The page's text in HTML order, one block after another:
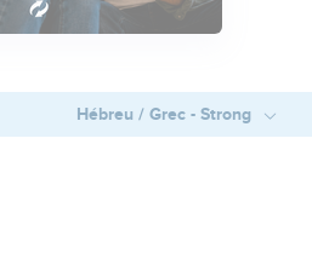
Hébreu / Grec - Strong